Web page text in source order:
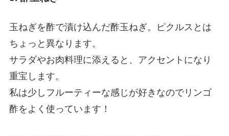
玉ねぎを酢で漬け込んだ酢玉ねぎ。ピクルスとは
ちょっと異なります。
サラダやお肉料理に添えると、アクセントになり
重宝します。
私は少しフルーティーな感じが好きなのでリンゴ
酢をよく使っています！